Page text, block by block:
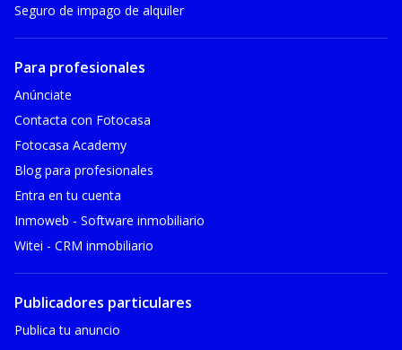
Seguro de impago de alquiler
Para profesionales
Anúnciate
Contacta con Fotocasa
Fotocasa Academy
Blog para profesionales
Entra en tu cuenta
Inmoweb - Software inmobiliario
Witei - CRM inmobiliario
Publicadores particulares
Publica tu anuncio